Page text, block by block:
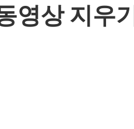
영상 지우